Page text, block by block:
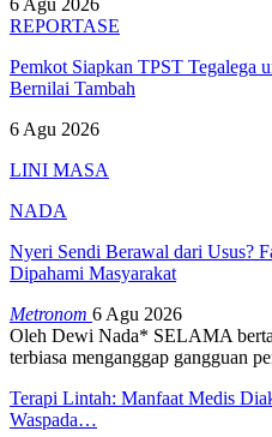
REPORTASE
Pemkot Siapkan TPST Tegalega
Bernilai Tambah
6 Agu 2026
LINI MASA
NADA
Nyeri Sendi Berawal dari Usus?
Dipahami Masyarakat
Metronom 6 Agu 2026
Oleh Dewi Nada* SELAMA
terbiasa menganggap gangguan
Terapi Lintah: Manfaat Medis
Waspada…